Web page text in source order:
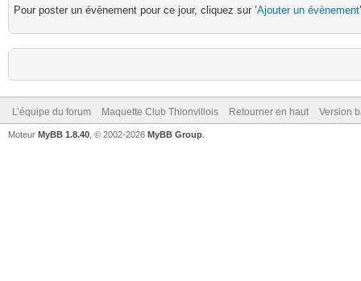
Pour poster un évènement pour ce jour, cliquez sur ’Ajouter un évènement
L’équipe du forum Maquette Club Thionvillois Retourner en haut Version
Moteur MyBB 1.8.40 , © 2002-2026 MyBB Group